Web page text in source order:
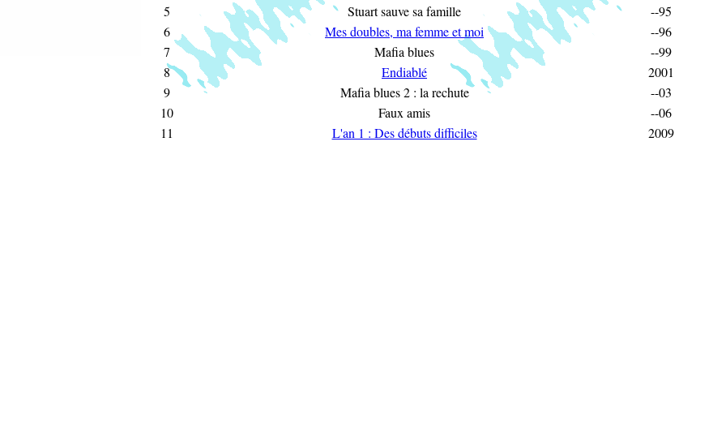
5 Stuart sauve sa famille --95
6 Mes doubles, ma femme et moi --96
7 Mafia blues --99
8 Endiablé 2001
9 Mafia blues 2 : la rechute --03
10 Faux amis --06
11 L'an 1 : Des débuts difficiles 2009